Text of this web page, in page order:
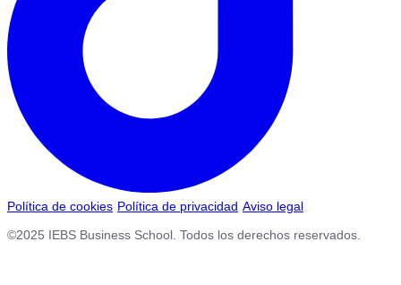
Política de cookies Política de privacidad Aviso legal
©2025 IEBS Business School. Todos los derechos reservados.